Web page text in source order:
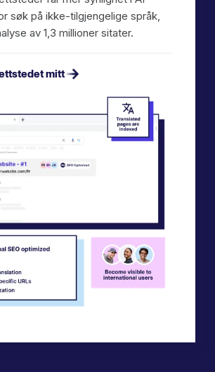
søk på ikke-tilgjengelige språk,
av 1,3 millioner sitater.
mitt